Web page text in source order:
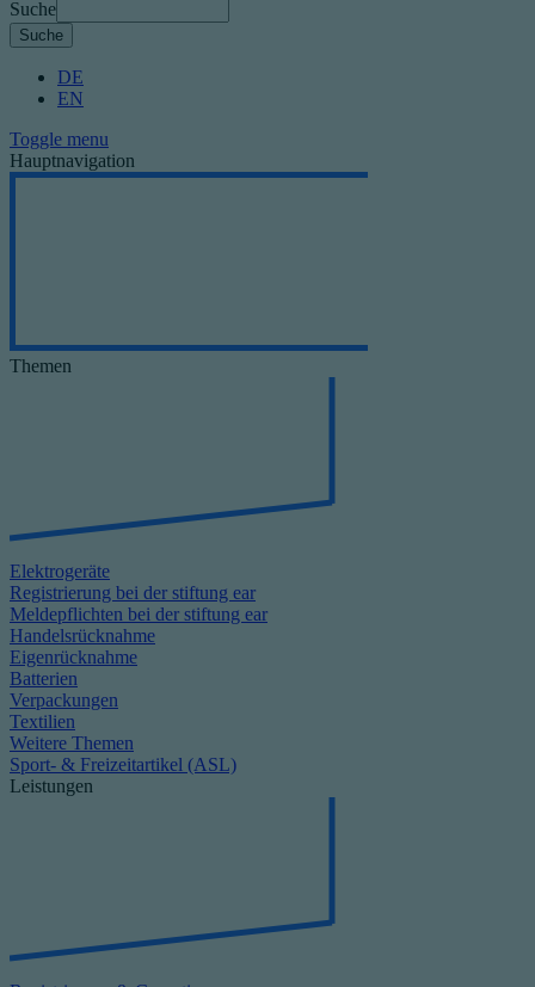
Suche
DE
EN
Toggle menu
Hauptnavigation
Themen
Elektrogeräte
Registrierung bei der stiftung ear
Meldepflichten bei der stiftung ear
Handelsrücknahme
Eigenrücknahme
Batterien
Verpackungen
Textilien
Weitere Themen
Sport- & Freizeitartikel (ASL)
Leistungen